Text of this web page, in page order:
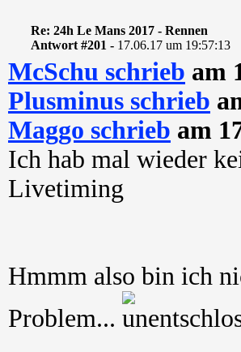
Re: 24h Le Mans 2017 - Rennen
Antwort #201 - 17.06.17 um 19:57:13
McSchu schrieb am
Plusminus schrieb
Maggo schrieb am
Ich hab mal wieder
Livetiming
Hmmm also bin ich
Problem...